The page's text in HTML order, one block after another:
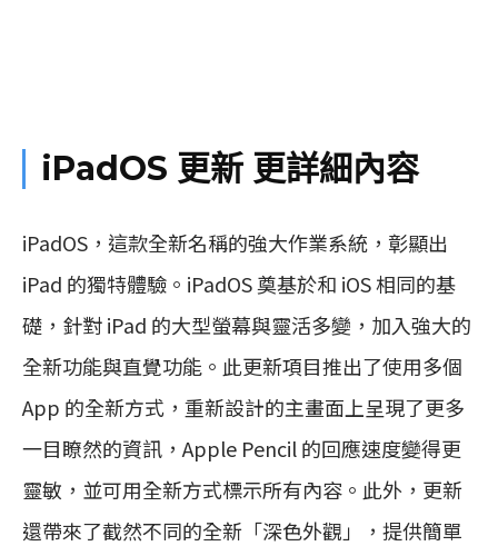
iPadOS 更新 更詳細內容
iPadOS，這款全新名稱的強大作業系統，彰顯出
iPad 的獨特體驗。iPadOS 奠基於和 iOS 相同的基
礎，針對 iPad 的大型螢幕與靈活多變，加入強大的
全新功能與直覺功能。此更新項目推出了使用多個
App 的全新方式，重新設計的主畫面上呈現了更多
一目瞭然的資訊，Apple Pencil 的回應速度變得更
靈敏，並可用全新方式標示所有內容。此外，更新
還帶來了截然不同的全新「深色外觀」，提供簡單